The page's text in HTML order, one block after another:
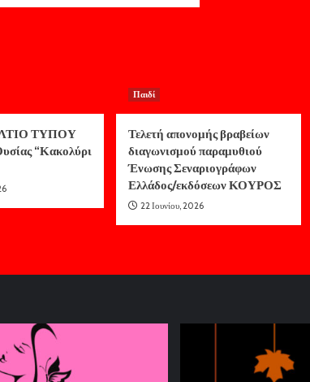
ΤΥΠΟΥ
“Κακολύρι
Παιδί
Τελετή απονομής βραβείων
διαγωνισμού παραμυθιού
Ένωσης Σεναριογράφων
Ελλάδος/εκδόσεων ΚΟΥΡΟΣ
22 Ιουνίου, 2026